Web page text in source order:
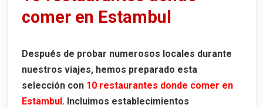
comer en Estambul
Después de probar numerosos locales durante
nuestros viajes, hemos preparado esta
selección con 10 restaurantes donde comer en
Estambul . Incluimos establecimientos